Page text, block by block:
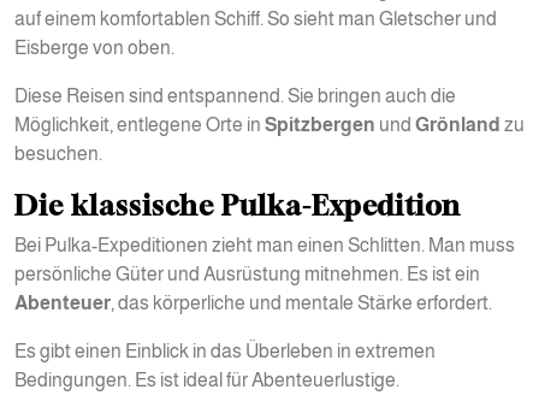
auf einem komfortablen Schiff. So sieht man Gletscher und
Eisberge von oben.
Diese Reisen sind entspannend. Sie bringen auch die
Möglichkeit, entlegene Orte in Spitzbergen und Grönland zu
besuchen.
Die klassische Pulka-Expedition
Bei Pulka-Expeditionen zieht man einen Schlitten. Man muss
persönliche Güter und Ausrüstung mitnehmen. Es ist ein
Abenteuer, das körperliche und mentale Stärke erfordert.
Es gibt einen Einblick in das Überleben in extremen
Bedingungen. Es ist ideal für Abenteuerlustige.